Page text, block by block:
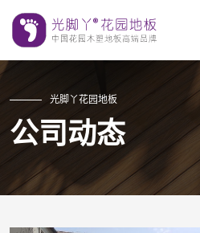
光脚丫花园地板
公司动态